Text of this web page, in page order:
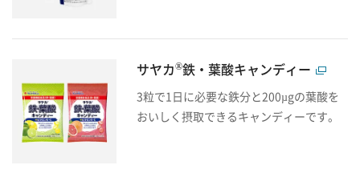
サヤカ®鉄・葉酸キャンディー
3粒で1日に必要な鉄分と200µgの葉酸を
おいしく摂取できるキャンディーです。